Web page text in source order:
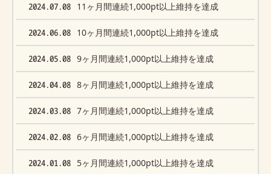
2024.07.08 11ヶ月間連続1,000pt以上維持を達成
2024.06.08 10ヶ月間連続1,000pt以上維持を達成
2024.05.08 9ヶ月間連続1,000pt以上維持を達成
2024.04.08 8ヶ月間連続1,000pt以上維持を達成
2024.03.08 7ヶ月間連続1,000pt以上維持を達成
2024.02.08 6ヶ月間連続1,000pt以上維持を達成
2024.01.08 5ヶ月間連続1,000pt以上維持を達成